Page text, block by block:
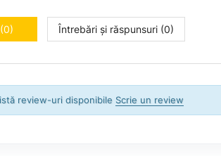
Întrebări și răspunsuri (0)
review-uri disponibile Scrie un review